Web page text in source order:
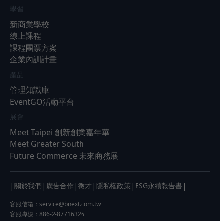
學習
新商業學校
線上課程
課程團票方案
企業內訓計畫
產品
管理知識庫
EventGO活動平台
展會
Meet Taipei 創新創業嘉年華
Meet Greater South
Future Commerce 未來商務展
| 關於我們 | 廣告合作 | 徵才 | 隱私權政策 | ESG永續報告書 |
客服信箱： service@bnext.com.tw
客服專線：886-2-87716326